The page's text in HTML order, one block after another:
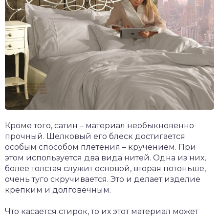
Кроме того, сатин – материал необыкновенно
прочный. Шелковый его блеск достигается
особым способом плетения – кручением. При
этом используется два вида нитей. Одна из них,
более толстая служит основой, вторая потоньше,
очень туго скручивается. Это и делает изделие
крепким и долговечным.
Что касается стирок, то их этот материал может